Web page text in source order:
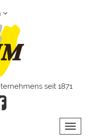
seit 1871
Toggle